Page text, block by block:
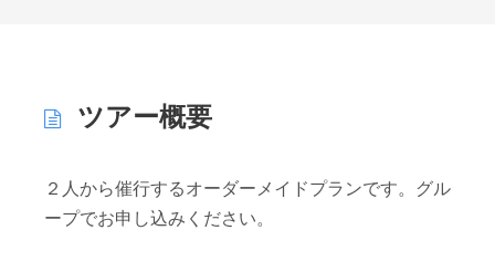
ツアー概要
２人から催行するオーダーメイドプランです。グル
ープでお申し込みください。